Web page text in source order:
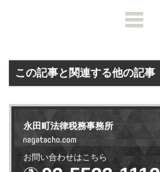
この記事と関連する他の記事
永田町法律税務事務所
お問い合わせはこちら